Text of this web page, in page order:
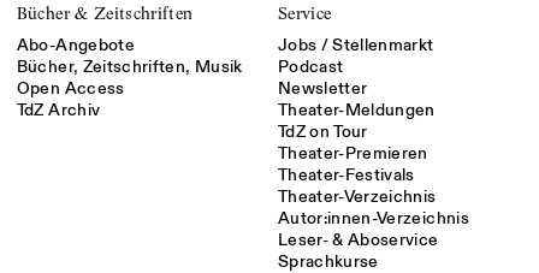
Bücher & Zeitschriften
Abo-Angebote
Bücher, Zeitschriften, Musik
Open Access
TdZ Archiv
Service
Jobs / Stellenmarkt
Podcast
Newsletter
Theater-Meldungen
TdZ on Tour
Theater-Premieren
Theater-Festivals
Theater-Verzeichnis
Autor:innen-Verzeichnis
Leser- & Aboservice
Sprachkurse